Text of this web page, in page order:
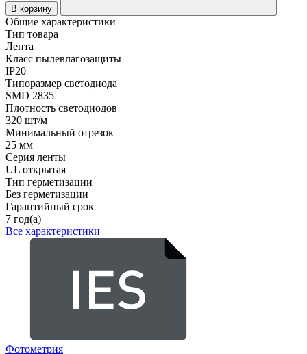
В корзину
Общие характеристики
Тип товара
Лента
Класс пылевлагозащиты
IP20
Типоразмер светодиода
SMD 2835
Плотность светодиодов
320 шт/м
Минимальный отрезок
25 мм
Серия ленты
UL открытая
Тип герметизации
Без герметизации
Гарантийный срок
7 год(а)
Все характеристики
Фотометрия